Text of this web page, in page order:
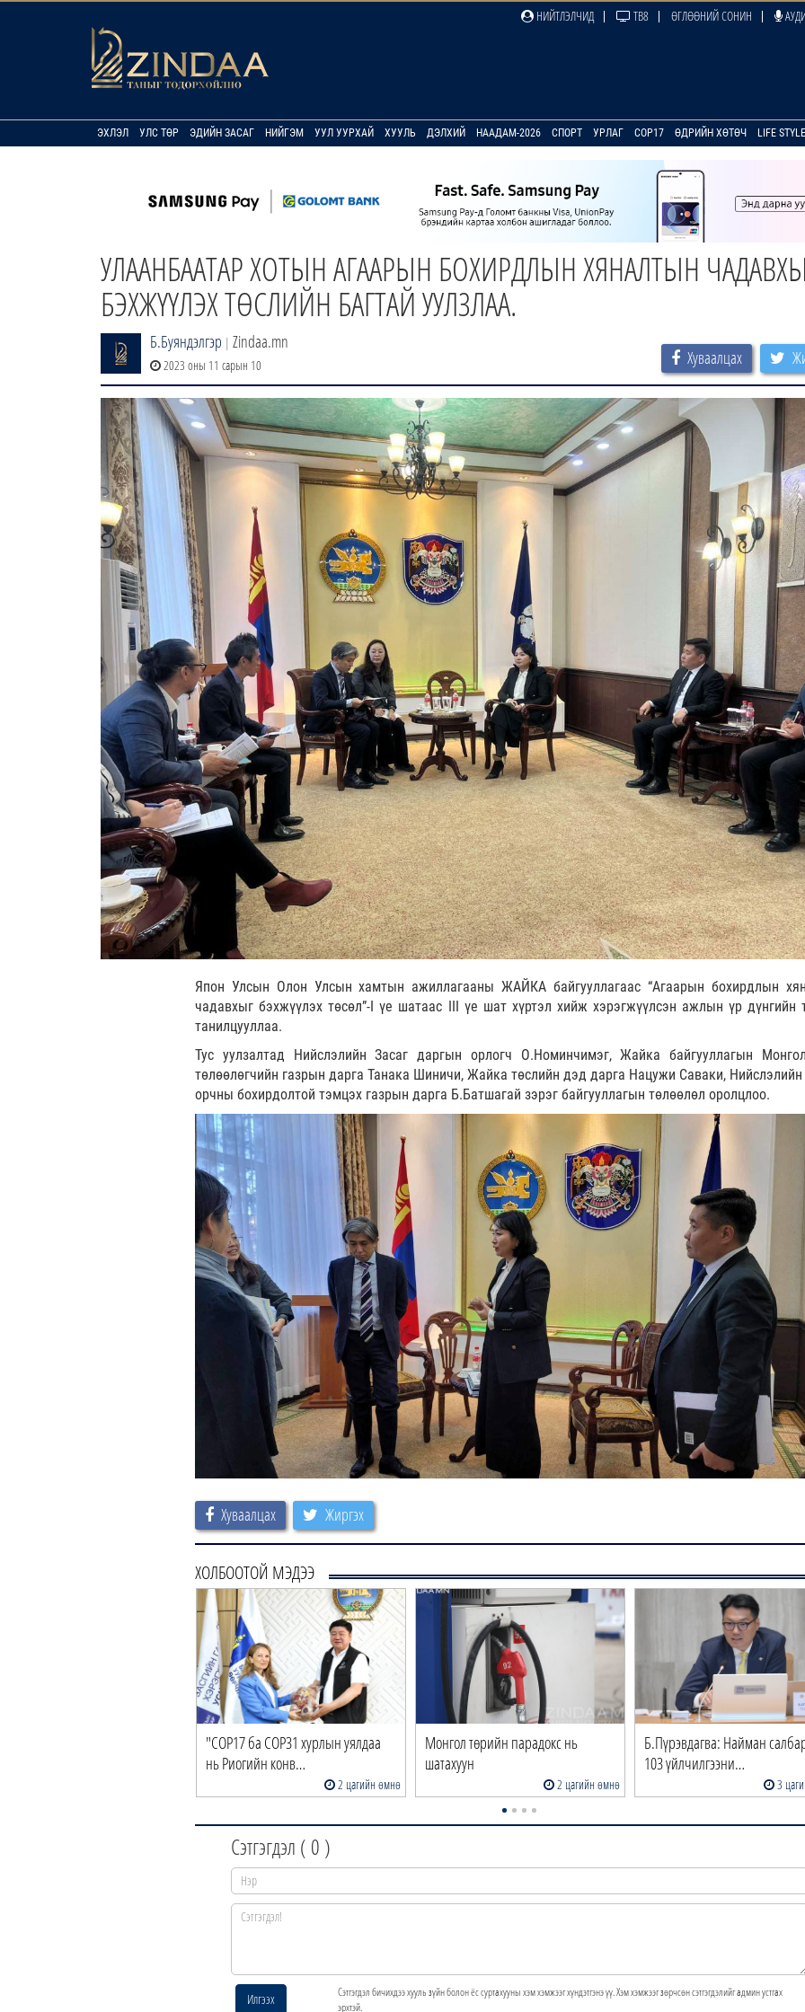
НИЙТЛЭЛЧИД ТВ8 ӨГЛӨӨНИЙ СОНИН
ЭХЛЭЛ УЛС ТӨР ЭДИЙН ЗАСАГ НИЙГЭМ УУЛ УУРХАЙ ХУУЛЬ ДЭЛХИЙ НААДАМ-2026 СПОРТ УРЛАГ COP17 ӨДРИЙН ХӨТӨЧ LIFE STYLE
УЛААНБААТАР ХОТЫН АГААРЫН БОХИРДЛЫН ХЯНАЛТЫН
БЭХЖҮҮЛЭХ ТӨСЛИЙН БАГТАЙ УУЛЗЛАА.
Б.Буяндэлгэр | Zindaa.mn
2023 оны 11 сарын 10 Хуваалцах
Япон Улсын Олон Улсын хамтын ажиллагааны ЖАЙКА байгууллагаас “Агаарын бохирдлын
чадавхыг бэхжүүлэх төсөл”-I үе шатаас III үе шат хүртэл хийж хэрэгжүүлсэн ажлын үр дүнгийн
танилцууллаа.
Тус уулзалтад Нийслэлийн Засаг даргын орлогч О.Номинчимэг, Жайка байгууллагын
төлөөлөгчийн газрын дарга Танака Шиничи, Жайка төслийн дэд дарга Нацужи Саваки, Нийслэлийн
орчны бохирдолтой тэмцэх газрын дарга Б.Батшагай зэрэг байгууллагын төлөөлөл оролцлоо.
Хуваалцах Жиргэх
ХОЛБООТОЙ МЭДЭЭ
"COP17 ба COP31 хурлын уялдаа
нь Риогийн конв…
2 цагийн өмнө
Монгол төрийн парадокс нь
шатахуун
2 цагийн өмнө
Б.Пүрэвдагва: Найман
103 үйлчилгээни…
3
Сэтгэгдэл ( 0 )
Илгээх
Сэтгэгдэл бичихдээ хууль зүйн болон ёс суртахууны хэм хэмжээг хүндэтгэнэ үү. Хэм хэмжээг зөрчсөн сэтгэгдэлийг админ устгах
эрхтэй.